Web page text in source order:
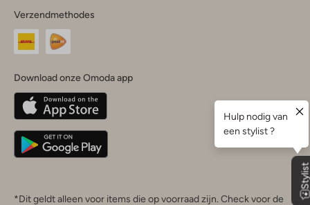
je
land
Nederland
Belgique(Français)
Deutschland
Verzendmethodes
Download onze Omoda app
*Dit geldt alleen voor items die op voorraad zijn. Check voor de